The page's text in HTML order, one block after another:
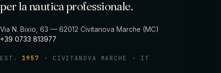
per la nautica professionale.
Via N. Bixio, 63 — 62012 Civitanova Marche (MC)
+39 0733 813977
EST. 1957 · CIVITANOVA MARCHE · IT